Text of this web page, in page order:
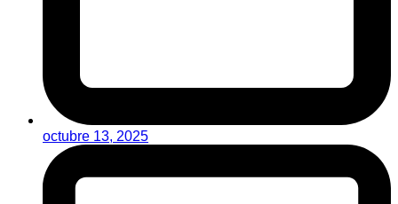
octubre 13, 2025